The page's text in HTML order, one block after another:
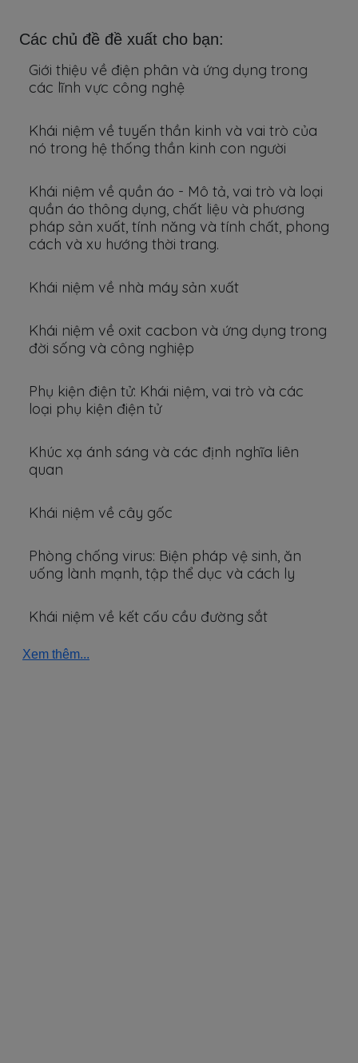
Các chủ đề đề xuất cho bạn:
Giới thiệu về điện phân và ứng dụng trong
các lĩnh vực công nghệ
Khái niệm về tuyến thần kinh và vai trò của
nó trong hệ thống thần kinh con người
Khái niệm về quần áo - Mô tả, vai trò và loại
quần áo thông dụng, chất liệu và phương
pháp sản xuất, tính năng và tính chất, phong
cách và xu hướng thời trang.
Khái niệm về nhà máy sản xuất
Khái niệm về oxit cacbon và ứng dụng trong
đời sống và công nghiệp
Phụ kiện điện tử: Khái niệm, vai trò và các
loại phụ kiện điện tử
Khúc xạ ánh sáng và các định nghĩa liên
quan
Khái niệm về cây gốc
Phòng chống virus: Biện pháp vệ sinh, ăn
uống lành mạnh, tập thể dục và cách ly
Khái niệm về kết cấu cầu đường sắt
Xem thêm...